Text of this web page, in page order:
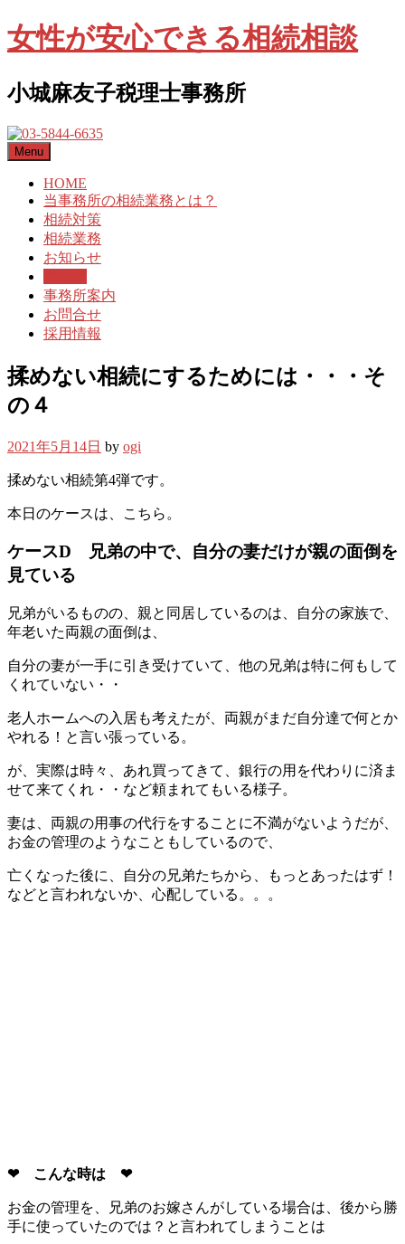
女性が安心できる相続相談
小城麻友子税理士事務所
Menu
HOME
当事務所の相続業務とは？
相続対策
相続業務
お知らせ
事務所案内
お問合せ
採用情報
揉めない相続にするためには・・・そ
の４
2021年5月14日 by ogi
揉めない相続第4弾です。
本日のケースは、こちら。
ケースD 兄弟の中で、自分の妻だけが親の面倒を
見ている
兄弟がいるものの、親と同居しているのは、自分の家族で、
年老いた両親の面倒は、
自分の妻が一手に引き受けていて、他の兄弟は特に何もして
くれていない・・
老人ホームへの入居も考えたが、両親がまだ自分達で何とか
やれる！と言い張っている。
が、実際は時々、あれ買ってきて、銀行の用を代わりに済ま
せて来てくれ・・など頼まれてもいる様子。
妻は、両親の用事の代行をすることに不満がないようだが、
お金の管理のようなこともしているので、
亡くなった後に、自分の兄弟たちから、もっとあったはず！
などと言われないか、心配している。。。
❤ こんな時は ❤
お金の管理を、兄弟のお嫁さんがしている場合は、後から勝
手に使っていたのでは？と言われてしまうことは